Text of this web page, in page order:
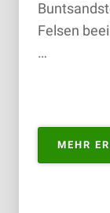
Felsen
…
MEHR